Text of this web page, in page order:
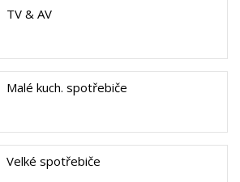
TV & AV
Malé kuch. spotřebiče
Velké spotřebiče